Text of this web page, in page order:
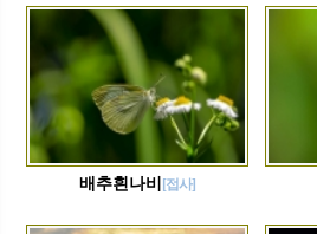
배추흰나비 [접사]